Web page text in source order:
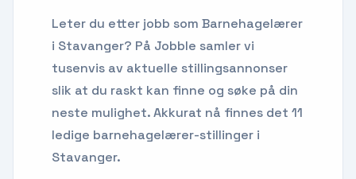
Leter du etter jobb som Barnehagelærer
i Stavanger? På Jobble samler vi
tusenvis av aktuelle stillingsannonser
slik at du raskt kan finne og søke på din
neste mulighet.Akkurat nå finnes det 11
ledige barnehagelærer-stillinger i
Stavanger.